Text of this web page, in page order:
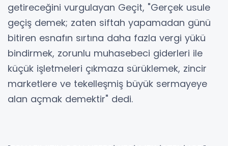
getireceğini vurgulayan Geçit, "Gerçek usule
geçiş demek; zaten siftah yapamadan günü
bitiren esnafın sırtına daha fazla vergi yükü
bindirmek, zorunlu muhasebeci giderleri ile
küçük işletmeleri çıkmaza sürüklemek, zincir
marketlere ve tekelleşmiş büyük sermayeye
alan açmak demektir" dedi.